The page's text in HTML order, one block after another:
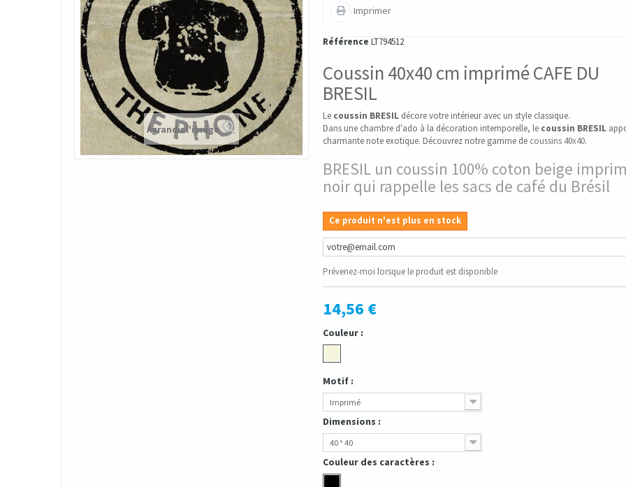
Agrandir l'image
Imprimer
Référence LT794512
Coussin 40x40 cm imprimé CAFE DU
BRESIL
Le coussin BRESIL décore votre intérieur avec un style classique.
Dans une chambre d'ado à la décoration intemporelle, le coussin BRESIL
charmante note exotique. Découvrez notre gamme de coussins 40x40.
BRESIL un coussin 100% coton beige
noir qui rappelle les sacs de café du Brésil
Ce produit n'est plus en stock
Prévenez-moi lorsque le produit est disponible
14,56 €
Couleur :
Motif :
Imprimé
Dimensions :
40 * 40
Couleur des caractères :